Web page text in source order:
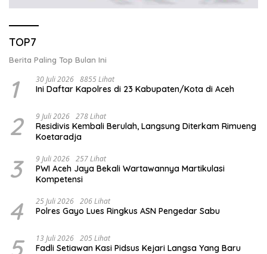
TOP7
Berita Paling Top Bulan Ini
1 30 Juli 2026 8855 Lihat
Ini Daftar Kapolres di 23 Kabupaten/Kota di Aceh
2 9 Juli 2026 278 Lihat
Residivis Kembali Berulah, Langsung Diterkam Rimueng
Koetaradja
3 9 Juli 2026 257 Lihat
PWI Aceh Jaya Bekali Wartawannya Martikulasi
Kompetensi
4 25 Juli 2026 206 Lihat
Polres Gayo Lues Ringkus ASN Pengedar Sabu
5 13 Juli 2026 205 Lihat
Fadli Setiawan Kasi Pidsus Kejari Langsa Yang Baru